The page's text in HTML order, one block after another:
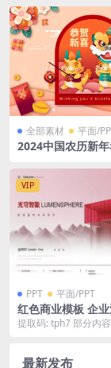
全部素材 平面/
2024中国农历新
VIP
PPT 平面/PPT
红色商业模板 企
总结 商务演讲 PPT
两套 每套180页
提取码: tph7 部分内
最新发布